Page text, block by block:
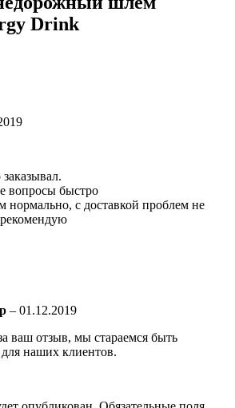
Drink
вопросы быстро
нормально, с доставкой проблем не
– 01.12.2019
ваш отзыв, мы стараемся быть
наших клиентов.